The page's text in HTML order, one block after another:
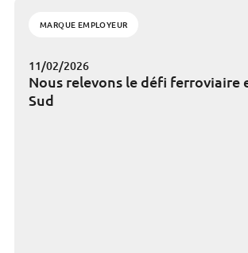
MARQUE EMPLOYEUR
11/02/2026
Nous relevons le défi ferroviaire
Sud